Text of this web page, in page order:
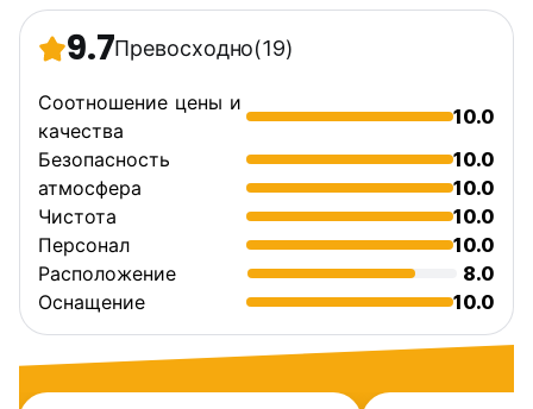
9.7Превосходно(19)
Соотношение цены и
качества
10.0
Безопасность
10.0
атмосфера
10.0
Чистота
10.0
Персонал
10.0
Расположение
8.0
Оснащение
10.0